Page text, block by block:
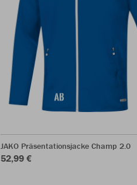
JAKO Präsentationsjacke Champ 2.0
52,99 €